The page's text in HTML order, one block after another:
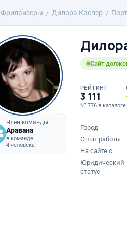
Фрилансеры Дилора Каспер
Член команды:
Аравана
в команде:
4 человека
Сайт
РЕЙТИНГ
3 111
№ 776 в каталоге
Город
Опыт работы
На сайте с
Юридический
статус